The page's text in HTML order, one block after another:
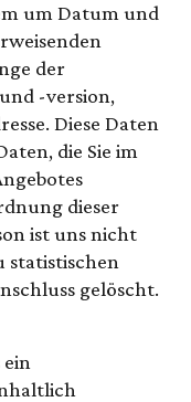
um Datum und
der
-version,
Diese Daten
die Sie im
dieser
ist uns nicht
statistischen
gelöscht.